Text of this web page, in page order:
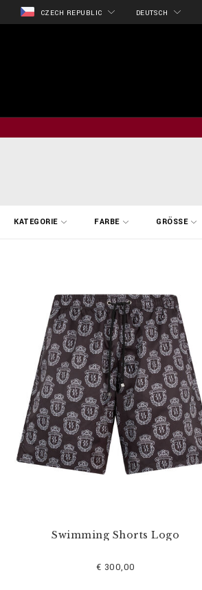
CZECH REPUBLIC DEUTSCH
KATEGORIE FARBE GRÖSSE
Swimming Shorts Logo
€ 300,00